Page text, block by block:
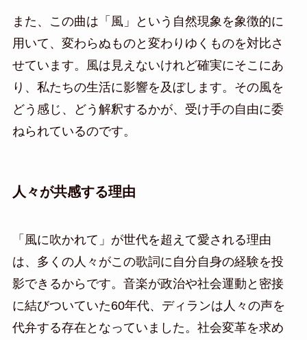
また、この曲は「風」という自然現象を象徴的に
用いて、変わらぬものと変わりゆくものを対比さ
せています。風は見えないけれど確実にそこにあ
り、私たちの生活に影響を及ぼします。その風を
どう感じ、どう解釈するかが、受け手の自由に委
ねられているのです。
人々が共感する理由
「風に吹かれて」が世代を超えて愛される理由
は、多くの人々がこの歌詞に自分自身の経験を投
影できるからです。音楽が政治や社会運動と密接
に結びついていた60年代、ディランは人々の声を
代弁する存在となっていました。社会変革を求め